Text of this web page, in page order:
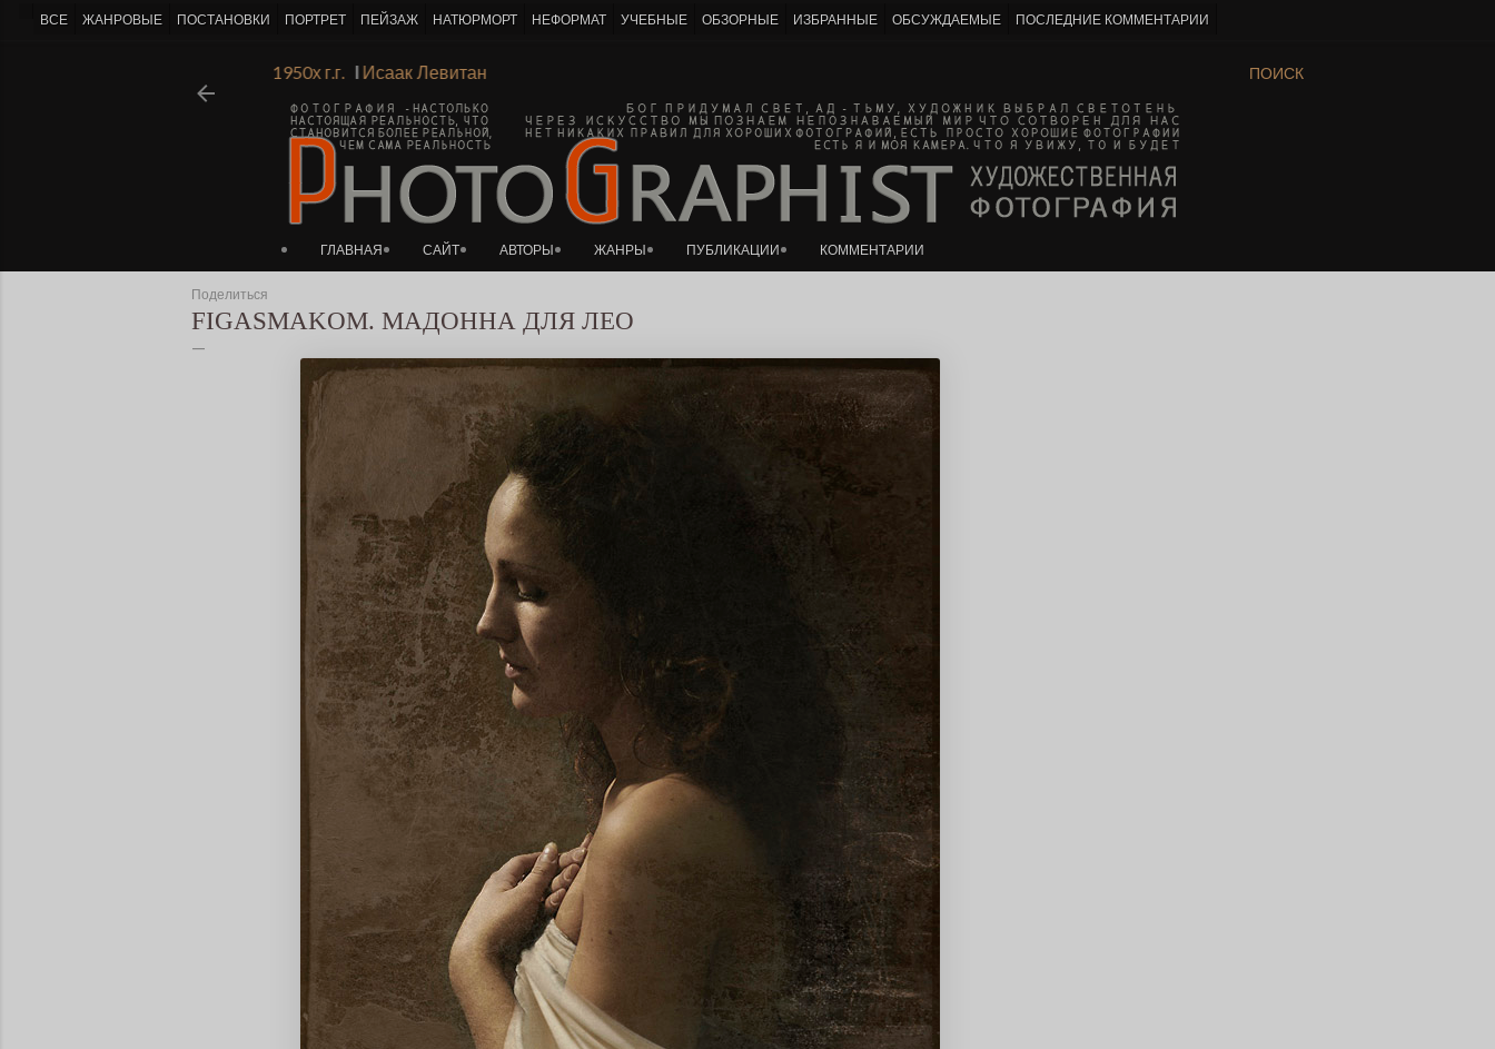
К основному контенту
ПОИСК
Академии Художеств 1930х-1950х г.г. ΙИсаак Левитан
ГЛАВНАЯ САЙТ АВТОРЫ ЖАНРЫ ПУБЛИКАЦИИ КОММЕНТАРИИ
Поделиться
FIGASMAKOM. МАДОННА ДЛЯ ЛЕО
ВСЕ ЖАНРОВЫЕ ПОСТАНОВКИ ПОРТРЕТ ПЕЙЗАЖ НАТЮРМОРТ НЕФОРМАТ УЧЕБНЫЕ ОБЗОРНЫЕ ИЗБРАННЫЕ ОБСУЖДАЕМЫЕ ПОСЛЕДНИЕ КОММЕНТАРИИ